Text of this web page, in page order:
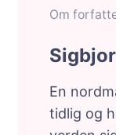
Om
En
tidlig og